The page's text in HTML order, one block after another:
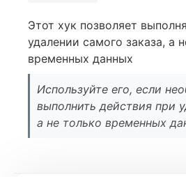
Этот хук позволяет
удалении самого заказа, а
временных данных
Используйте его, если
выполнить действия при
а не только временных